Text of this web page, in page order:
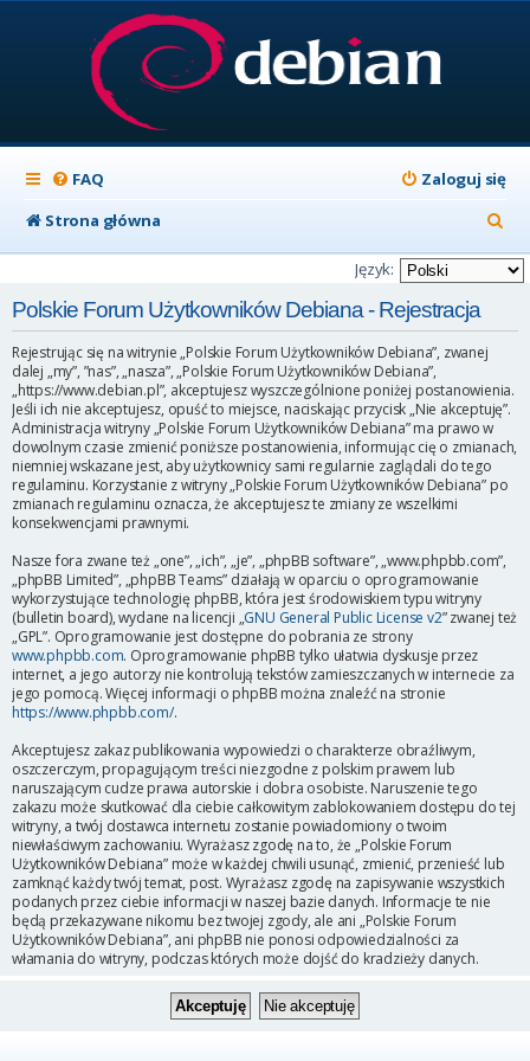
FAQ
Zaloguj się
Strona główna
z
u
j
Język:
Polskie Forum Użytkowników Debiana - Rejestracja
Rejestrując się na witrynie „Polskie Forum Użytkowników Debiana”, zwanej
dalej „my”, ”nas”, „nasza”, „Polskie Forum Użytkowników Debiana”,
„https://www.debian.pl”, akceptujesz wyszczególnione poniżej postanowienia.
Jeśli ich nie akceptujesz, opuść to miejsce, naciskając przycisk „Nie akceptuję”.
Administracja witryny „Polskie Forum Użytkowników Debiana” ma prawo w
dowolnym czasie zmienić poniższe postanowienia, informując cię o zmianach,
niemniej wskazane jest, aby użytkownicy sami regularnie zaglądali do tego
regulaminu. Korzystanie z witryny „Polskie Forum Użytkowników Debiana” po
zmianach regulaminu oznacza, że akceptujesz te zmiany ze wszelkimi
konsekwencjami prawnymi.
Nasze fora zwane też „one”, „ich”, „je”, „phpBB software”, „www.phpbb.com”,
„phpBB Limited”, „phpBB Teams” działają w oparciu o oprogramowanie
wykorzystujące technologię phpBB, która jest środowiskiem typu witryny
(bulletin board), wydane na licencji „GNU General Public License v2” zwanej też
„GPL”. Oprogramowanie jest dostępne do pobrania ze strony
www.phpbb.com. Oprogramowanie phpBB tylko ułatwia dyskusje przez
internet, a jego autorzy nie kontrolują tekstów zamieszczanych w internecie za
jego pomocą. Więcej informacji o phpBB można znaleźć na stronie
https://www.phpbb.com/.
Akceptujesz zakaz publikowania wypowiedzi o charakterze obraźliwym,
oszczerczym, propagującym treści niezgodne z polskim prawem lub
naruszającym cudze prawa autorskie i dobra osobiste. Naruszenie tego
zakazu może skutkować dla ciebie całkowitym zablokowaniem dostępu do tej
witryny, a twój dostawca internetu zostanie powiadomiony o twoim
niewłaściwym zachowaniu. Wyrażasz zgodę na to, że „Polskie Forum
Użytkowników Debiana” może w każdej chwili usunąć, zmienić, przenieść lub
zamknąć każdy twój temat, post. Wyrażasz zgodę na zapisywanie wszystkich
podanych przez ciebie informacji w naszej bazie danych. Informacje te nie
będą przekazywane nikomu bez twojej zgody, ale ani „Polskie Forum
Użytkowników Debiana”, ani phpBB nie ponosi odpowiedzialności za
włamania do witryny, podczas których może dojść do kradzieży danych.